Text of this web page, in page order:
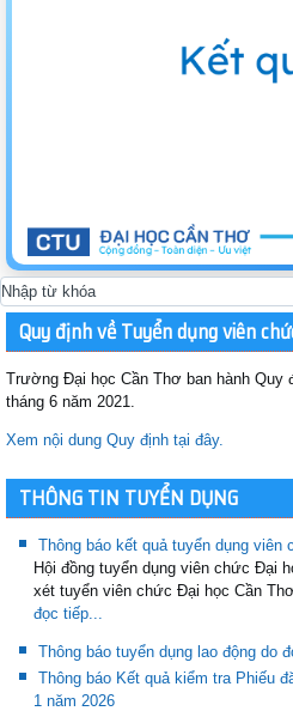
Quy định về Tuyển dụng viên
Trường Đại học Cần Thơ ban hành
tháng 6 năm 2021.
Xem nội dung Quy định tại đây.
THÔNG TIN TUYỂN DỤNG
Thông báo kết quả tuyển dụng
Hội đồng tuyển dụng viên chức Đại
xét tuyển viên chức Đại học Cần
đọc tiếp...
Thông báo tuyển dụng lao động do
Thông báo Kết quả kiểm tra Phiếu
1 năm 2026